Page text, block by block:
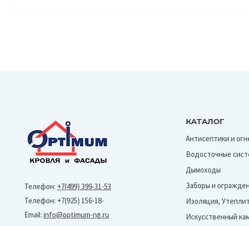
Телефон: +7(499) 399-31-53
Телефон: +7(925) 156-18-
Email: info@optimum-ng.ru
КАТАЛОГ
Антисептики и
Водосточные
Дымоходы
Заборы и
Изоляция,
Искусственный